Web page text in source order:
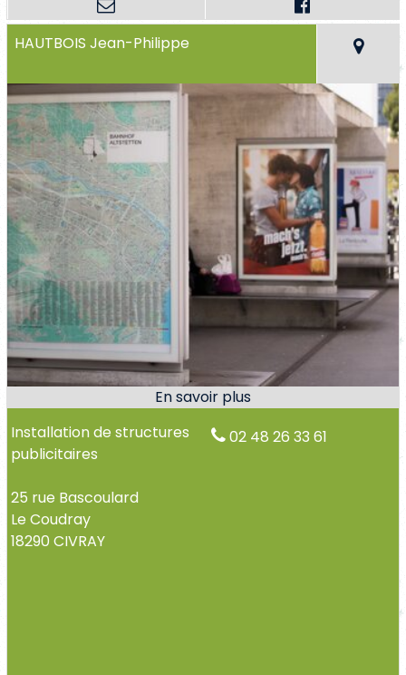
HAUTBOIS Jean-Philippe
Installation de structures
publicitaires
25 rue Bascoulard
Le Coudray
18290 CIVRAY
02 48 26 33 61